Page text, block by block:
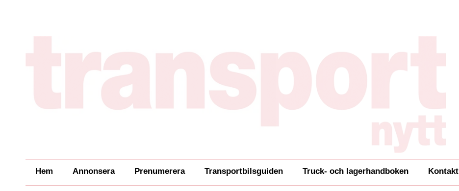
Hem Annonsera Prenumerera Transportbilsguiden Truck- och lagerhandboken Kontakt